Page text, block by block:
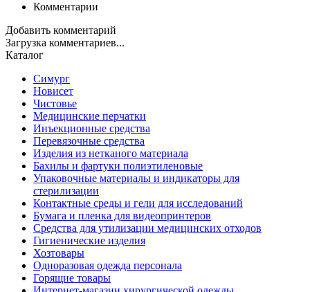
Комментарии
Добавить комментарий
Загрузка комментариев...
Каталог
Симург
Новисет
Чистовье
Медицинские перчатки
Инъекционные средства
Перевязочные средства
Изделия из нетканого материала
Бахилы и фартуки полиэтиленовые
Упаковочные материалы и индикаторы для
стерилизации
Контактные среды и гели для исследований
Бумага и пленка для видеопринтеров
Средства для утилизации медицинских отходов
Гигиенические изделия
Хозтовары
Одноразовая одежда персонала
Горящие товары